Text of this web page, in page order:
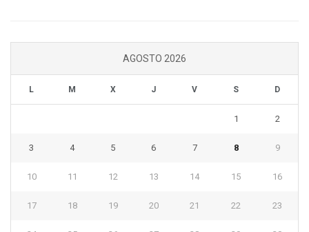
AGOSTO 2026
L M X J V S D
1 2
3 4 5 6 7 8 9
10 11 12 13 14 15 16
17 18 19 20 21 22 23